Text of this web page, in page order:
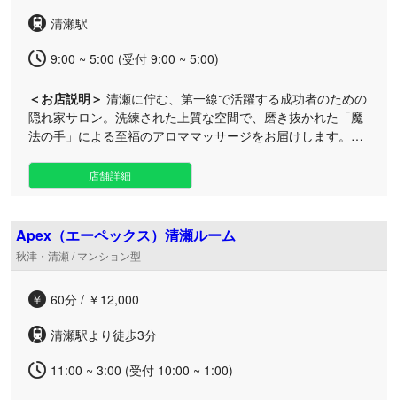
をお約束いたします。
清瀬駅
9:00 ~ 5:00 (受付 9:00 ~ 5:00)
＜お店説明＞ 清瀬に佇む、第一線で活躍する成功者のための
隠れ家サロン。洗練された上質な空間で、磨き抜かれた「魔
法の手」による至福のアロママッサージをお届けします。五
日々お忙しいエグゼクティブの皆様に合わせ、朝9時から翌
朝5時まで営業しております。お仕事帰りや深夜のプライベ
ひとときをお過ごしいただけます。 日常の喧騒から完全に切
り離された極上のプライベート空間、そして細部まで行き届
いた真心込めたおもてなし。一度体感したら忘れられないほ
ひご堪能ください。心も身体も委ねられる至高の癒やしをお
約束いたします。
店舗詳細
Apex（エーペックス）清瀬ルーム
秋津・清瀬 / マンション型
60分 / ￥12,000
清瀬駅より徒歩3分
11:00 ~ 3:00 (受付 10:00 ~ 1:00)